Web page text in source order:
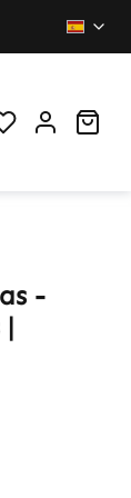
You have 0
-
|